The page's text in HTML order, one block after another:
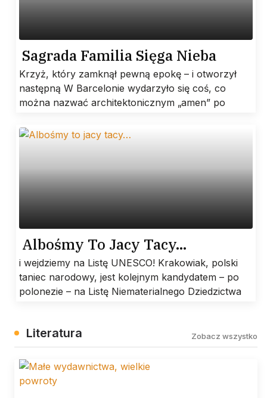
Sagrada Familia Sięga Nieba
Krzyż, który zamknął pewną epokę – i otworzył
następną W Barcelonie wydarzyło się coś, co
można nazwać architektonicznym „amen” po
Albośmy To Jacy Tacy…
i wejdziemy na Listę UNESCO! Krakowiak, polski
taniec narodowy, jest kolejnym kandydatem – po
polonezie – na Listę Niematerialnego Dziedzictwa
Literatura Zobacz wszystko